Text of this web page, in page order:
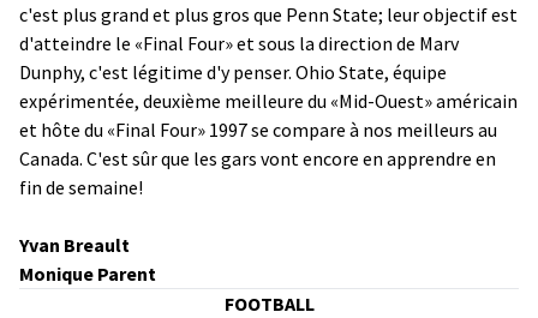
c'est plus grand et plus gros que Penn State; leur objectif est
d'atteindre le «Final Four» et sous la direction de Marv
Dunphy, c'est légitime d'y penser. Ohio State, équipe
expérimentée, deuxième meilleure du «Mid-Ouest» américain
et hôte du «Final Four» 1997 se compare à nos meilleurs au
Canada. C'est sûr que les gars vont encore en apprendre en
fin de semaine!
Yvan Breault
Monique Parent
FOOTBALL